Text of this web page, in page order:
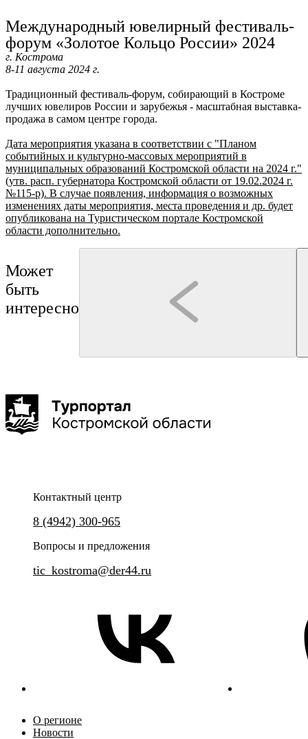
Международный ювелирный фестиваль-
форум «Золотое Кольцо России» 2024
г. Кострома
8-11 августа 2024 г.
Традиционный фестиваль-форум, собирающий в Костроме
лучших ювелиров России и зарубежья - масштабная выставка-
продажа в самом центре города.
Дата мероприятия указана в соответствии с "Планом
событийных и культурно-массовых мероприятий в
муниципальных образований Костромской области на 2024 г."
(утв. расп. губернатора Костромской области от 19.02.2024 г.
№115-р). В случае появления, информация о возможных
изменениях даты мероприятия, места проведения и др. будет
опубликована на Туристическом портале Костромской
области дополнительно.
Может
быть
интересно
Контактный центр
8 (4942) 300-965
Вопросы и предложения
tic_kostroma@der44.ru
О регионе
Новости